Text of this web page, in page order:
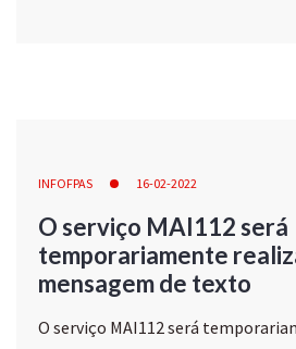
INFOFPAS 16-02-2022
O serviço MAI112 será
temporariamente
mensagem de texto
O serviço MAI112 será